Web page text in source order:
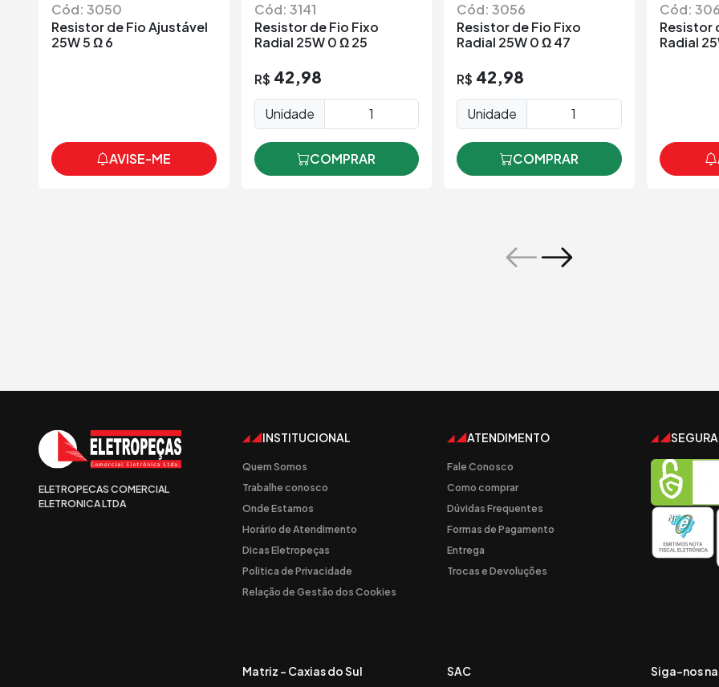
Cód: 3050
Resistor de Fio Ajustável
25W 5 Ω 6
AVISE-ME
Cód: 3141
Resistor de Fio Fixo
Radial 25W 0 Ω 25
R$ 42,98
Unidade
COMPRAR
Cód: 3056
Resistor de Fio Fixo
Radial 25W 0 Ω 47
R$ 42,98
Unidade
COMPRAR
Cód:
Resistor
Radial
ELETROPECAS COMERCIAL
ELETRONICA LTDA
INSTITUCIONAL
Quem Somos
Trabalhe conosco
Onde Estamos
Horário de Atendimento
Dicas Eletropeças
Politica de Privacidade
Relação de Gestão dos Cookies
ATENDIMENTO
Fale Conosco
Como comprar
Dúvidas Frequentes
Formas de Pagamento
Entrega
Trocas e Devoluções
Matriz - Caxias do Sul SAC Siga-nos